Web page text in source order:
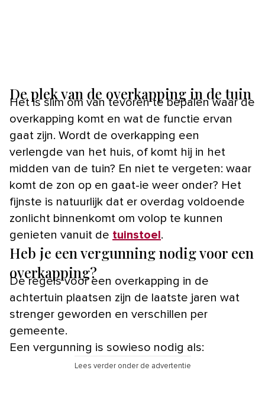
De plek van de overkapping in de tuin
Het is slim om van tevoren te bepalen waar de
overkapping komt en wat de functie ervan
gaat zijn. Wordt de overkapping een
verlengde van het huis, of komt hij in het
midden van de tuin? En niet te vergeten: waar
komt de zon op en gaat-ie weer onder? Het
fijnste is natuurlijk dat er overdag voldoende
zonlicht binnenkomt om volop te kunnen
genieten vanuit de tuinstoel.
Heb je een vergunning nodig voor een
overkapping?
De regels voor een overkapping in de
achtertuin plaatsen zijn de laatste jaren wat
strenger geworden en verschillen per
gemeente.
Een vergunning is sowieso nodig als:
Lees verder onder de advertentie